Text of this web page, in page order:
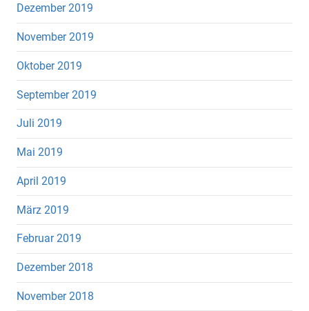
Dezember 2019
November 2019
Oktober 2019
September 2019
Juli 2019
Mai 2019
April 2019
März 2019
Februar 2019
Dezember 2018
November 2018